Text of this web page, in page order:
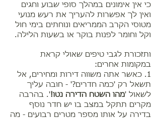
כי אין אימונים במהלך סופי שבוע וחגים
ואין לך אפשרות להעריך את רעש מנועי
מטוסי הקרב הממריאים ונוחתים בימי חול
וקל וחומר לפנות בוקר או בשעות הלילה.
ותזכורת לגבי טיפים שאולי קראת
במקומות אחרים:
1. כאשר אתה משווה דירות ומחירים, אל
תשאל רק 'כמה חדרים?' - חובה עליך
לשאול 'מהו השטח הדירה נטו!'. בהרבה
מקרים תתקל במצב בו יש חדר נוסף
בדירה על אותו מספר מטרים רבועים - מה